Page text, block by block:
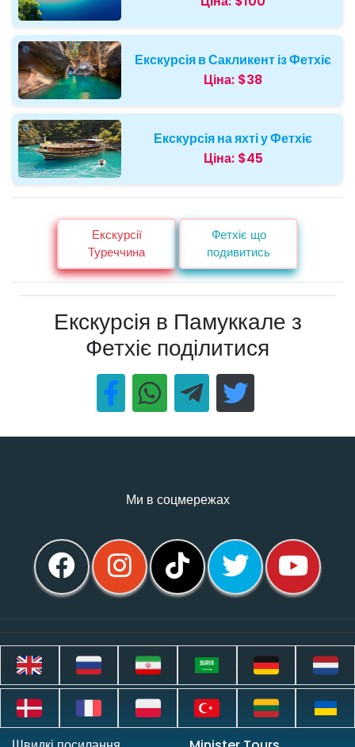
Екскурсія в Сакликент із Фетхіє
Ціна: $38
Екскурсія на яхті у Фетхіє
Ціна: $45
Екскурсії
Туреччина
Фетхіє що
подивитись
Екскурсія в Памуккале з
Фетхіє поділитися
Ми в соцмережах